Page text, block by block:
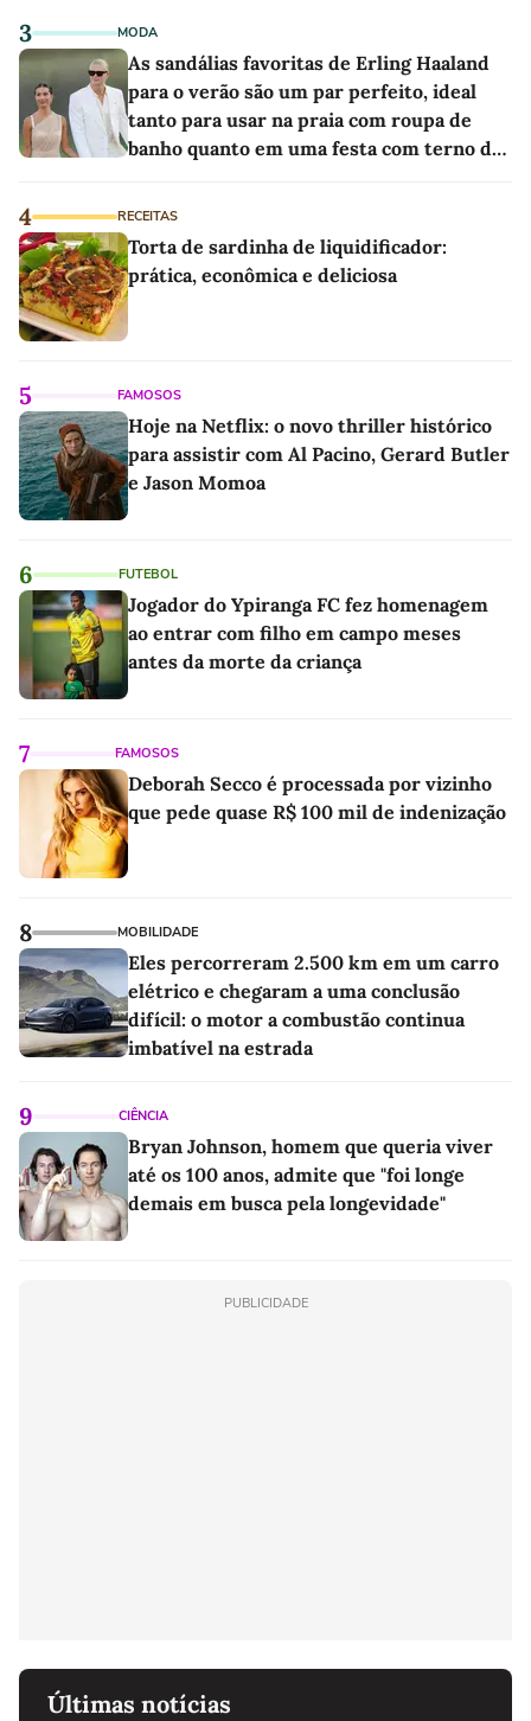
3 MODA
As sandálias favoritas de Erling Haaland
para o verão são um par perfeito, ideal
tanto para usar na praia com roupa de
banho quanto em uma festa com terno de
4 RECEITAS
Torta de sardinha de liquidificador:
prática, econômica e deliciosa
5 FAMOSOS
Hoje na Netflix: o novo thriller histórico
para assistir com Al Pacino, Gerard Butler
e Jason Momoa
6 FUTEBOL
Jogador do Ypiranga FC fez homenagem
ao entrar com filho em campo meses
antes da morte da criança
7 FAMOSOS
Deborah Secco é processada por vizinho
que pede quase R$ 100 mil de indenização
8 MOBILIDADE
Eles percorreram 2.500 km em um carro
elétrico e chegaram a uma conclusão
difícil: o motor a combustão continua
imbatível na estrada
9 CIÊNCIA
Bryan Johnson, homem que queria viver
até os 100 anos, admite que "foi longe
demais em busca pela longevidade"
PUBLICIDADE
Últimas notícias